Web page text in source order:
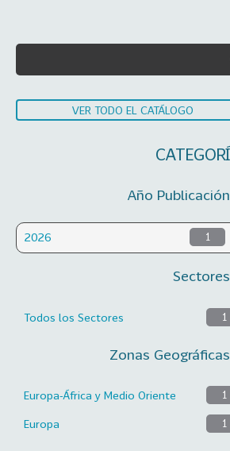
VER TODO EL CATÁLOGO
Año Publicación
2026 1
Sectores
Todos los Sectores 1
Zonas Geográficas
Europa-África y Medio Oriente 1
Europa 1